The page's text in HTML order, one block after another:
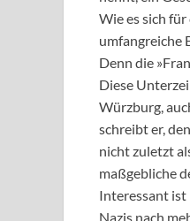
Wie es sich
umfangreiche
Denn die
Diese
Würzburg,
schreibt er,
nicht zuletzt
maßgebliche
Interessant ist
Nazis nach